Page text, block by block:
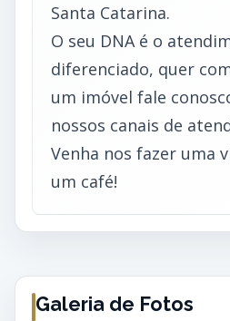
Santa Catarina.
O seu DNA é o
diferenciado, quer
um imóvel fale
nossos canais de
Venha nos fazer uma
um café!
Galeria de Fotos